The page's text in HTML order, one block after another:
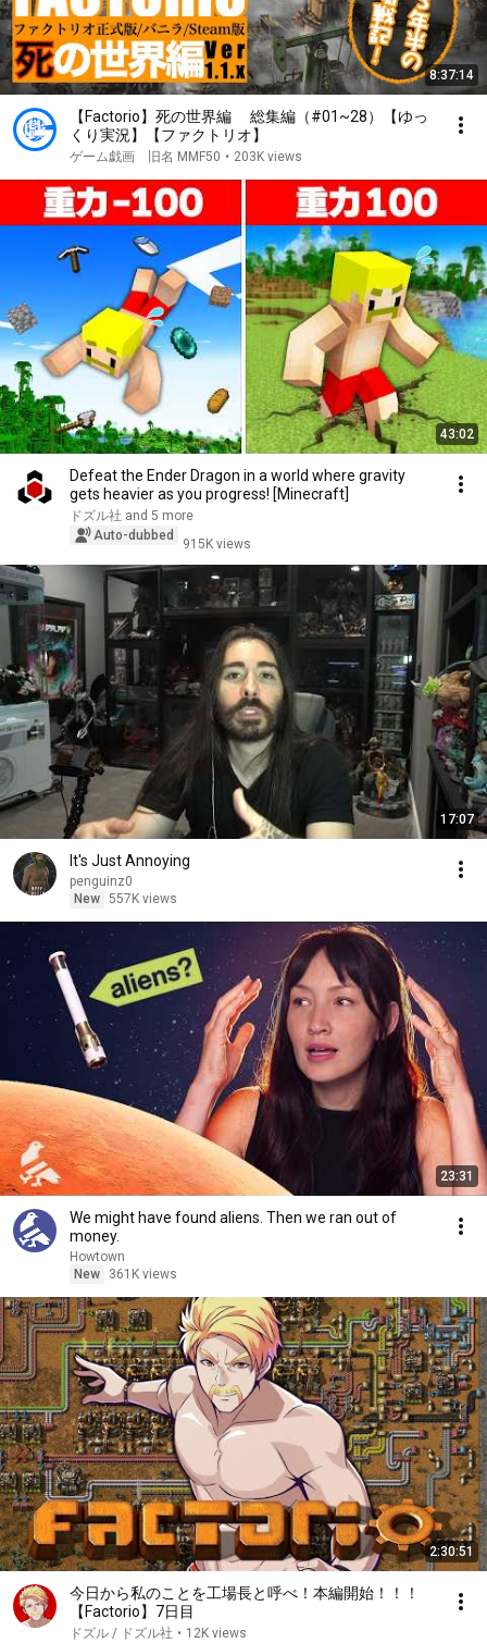
8:37:14
【Factorio】死の世界編 総集編（#01~28）【ゆっ
くり実況】【ファクトリオ】
ゲーム戯画 旧名 MMF50 • 203K views
43:02
Defeat the Ender Dragon in a world where gravity
gets heavier as you progress! [Minecraft]
ドズル社 and 5 more
Auto-dubbed
915K views
17:07
It's Just Annoying
penguinz0
New 557K views
23:31
We might have found aliens. Then we ran out of
money.
Howtown
New
361K views
2:30:51
今日から私のことを工場長と呼べ！本編開始！！！
【Factorio】7日目
ドズル / ドズル社 • 12K views